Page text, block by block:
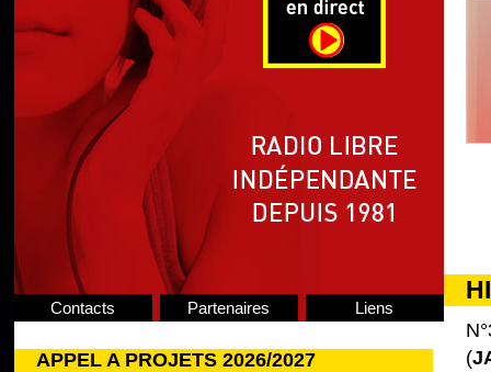
Contacts Partenaires Liens
APPEL A PROJETS 2026/2027
(